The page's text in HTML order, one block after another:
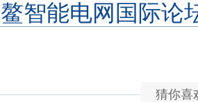
智能电网国际论
猜你喜